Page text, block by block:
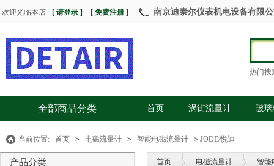
欢迎光临本店 [ 请登录 ] [ 免费注册 ] 南京迪泰尔仪表机电设备有限
热门搜
全部商品分类 首页 涡街流量计 玻
当前位置: 首页 > 电磁流量计 > 智能电磁流量计 > JODE/悦迪
产品分类 首页 电磁流量计 智能